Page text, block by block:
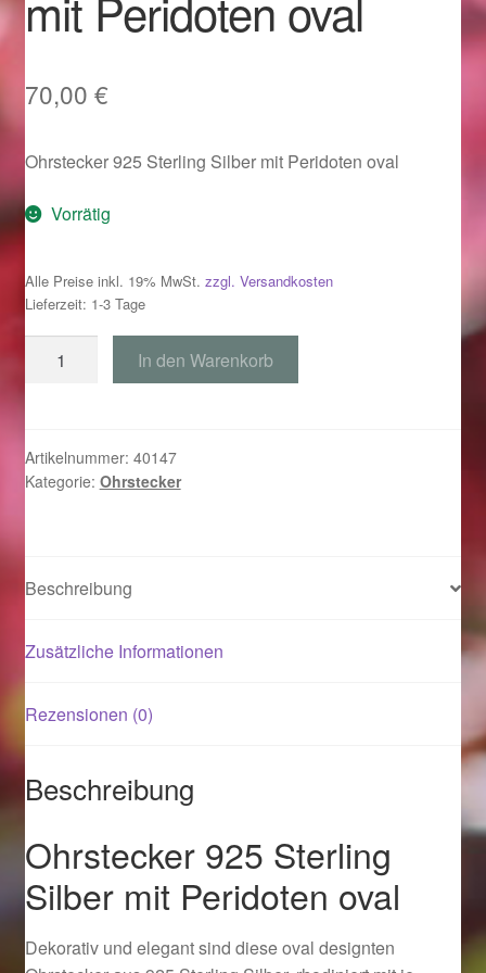
Im Gedenken an
Karneval 2019 – Schmuck zu Fasching & Co.
Kasse
Liefer- und Versandkosten
Magisches und Festliches zu Halloween
Magisches und Festliches zu Halloween 2022
Mein Konto
Logout
Ostergeschenke finden für Ostern 2017
Ostergeschenke finden für Ostern 2018
70,00 €
Ohrstecker 925 Sterling Silber mit Peridoten oval
Vorrätig
Alle Preise inkl. 19% MwSt. zzgl. Versandkosten
Lieferzeit: 1-3 Tage
Peridoten
oval
In den Warenkorb
Artikelnummer: 40147
Kategorie: Ohrstecker
Beschreibung
Zusätzliche Informationen
Rezensionen (0)
Beschreibung
Ohrstecker 925 Sterling
Silber mit Peridoten oval
Dekorativ und elegant sind diese oval designten